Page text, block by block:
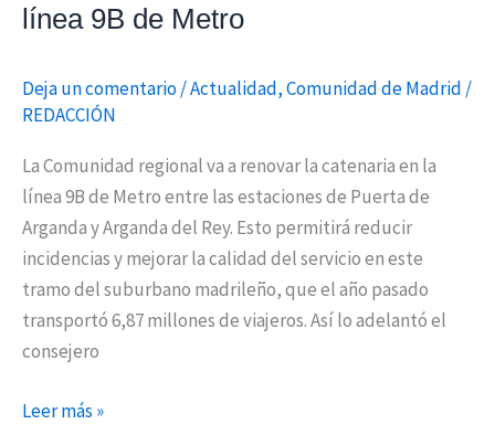
línea 9B de Metro
Deja un comentario/Actualidad,Comunidad de Madrid /
REDACCIÓN
La Comunidad regional va a renovar la catenaria en la
línea 9B de Metro entre las estaciones de Puerta de
Arganda y Arganda del Rey. Esto permitirá reducir
incidencias y mejorar la calidad del servicio en este
tramo del suburbano madrileño, que el año pasado
transportó 6,87 millones de viajeros. Así lo adelantó el
consejero
Leer más »